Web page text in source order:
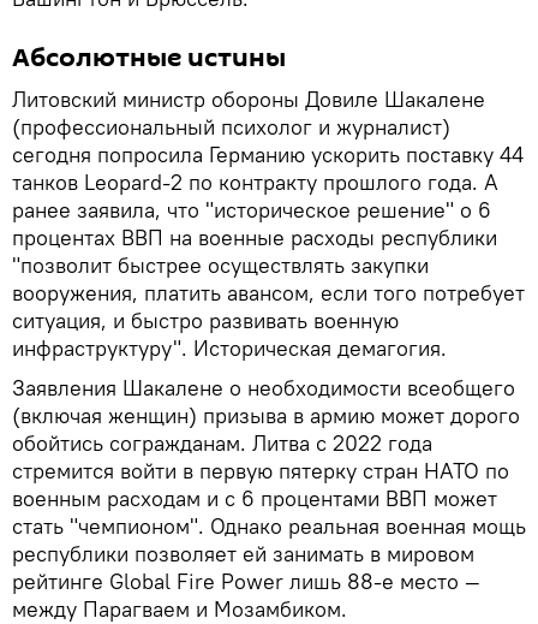
Абсолютные истины
Литовский министр обороны Довиле Шакалене
(профессиональный психолог и журналист)
сегодня попросила Германию ускорить поставку 44
танков Leopard-2 по контракту прошлого года. А
ранее заявила, что "историческое решение" о 6
процентах ВВП на военные расходы республики
"позволит быстрее осуществлять закупки
вооружения, платить авансом, если того потребует
ситуация, и быстро развивать военную
инфраструктуру". Историческая демагогия.
Заявления Шакалене о необходимости всеобщего
(включая женщин) призыва в армию может дорого
обойтись согражданам. Литва с 2022 года
стремится войти в первую пятерку стран НАТО по
военным расходам и с 6 процентами ВВП может
стать "чемпионом". Однако реальная военная мощь
республики позволяет ей занимать в мировом
рейтинге Global Fire Power лишь 88-е место —
между Парагваем и Мозамбиком.